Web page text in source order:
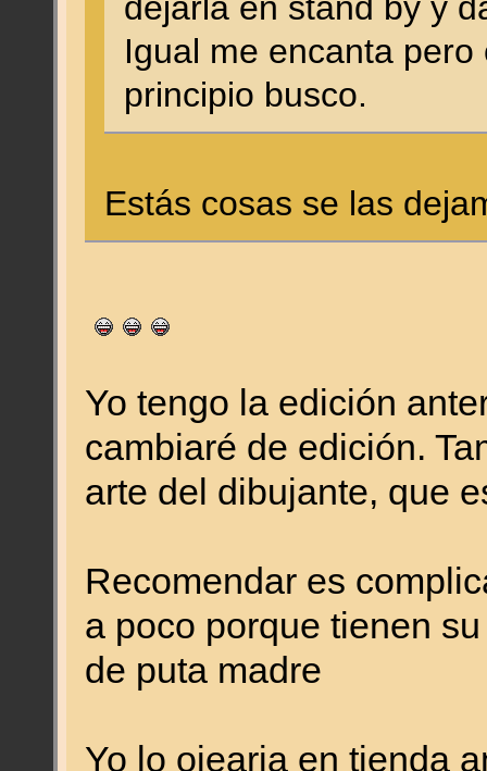
Igual me encanta
principio busco.
Estás cosas se las
Yo tengo la edición
cambiaré de edición.
arte del dibujante, que
Recomendar es
a poco porque tienen
de puta madre
Yo lo ojearia en tienda